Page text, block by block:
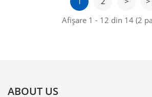
Afişare 1 - 12 din 14 (2
ABOUT US